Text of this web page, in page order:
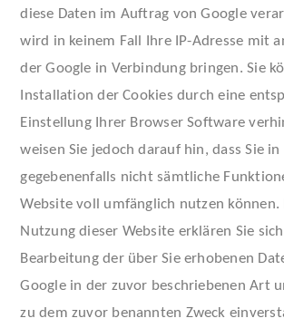
diese Daten im Auftrag von Google
wird in keinem Fall Ihre IP-Adresse mit
der Google in Verbindung bringen. Sie
Installation der Cookies durch eine
Einstellung Ihrer Browser Software
weisen Sie jedoch darauf hin, dass Sie in
gegebenenfalls nicht sämtliche
Website voll umfänglich nutzen können.
Nutzung dieser Website erklären Sie
Bearbeitung der über Sie erhobenen
Google in der zuvor beschriebenen Art
zu dem zuvor benannten Zweck